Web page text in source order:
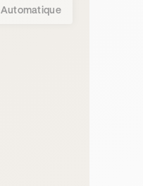
Automatique